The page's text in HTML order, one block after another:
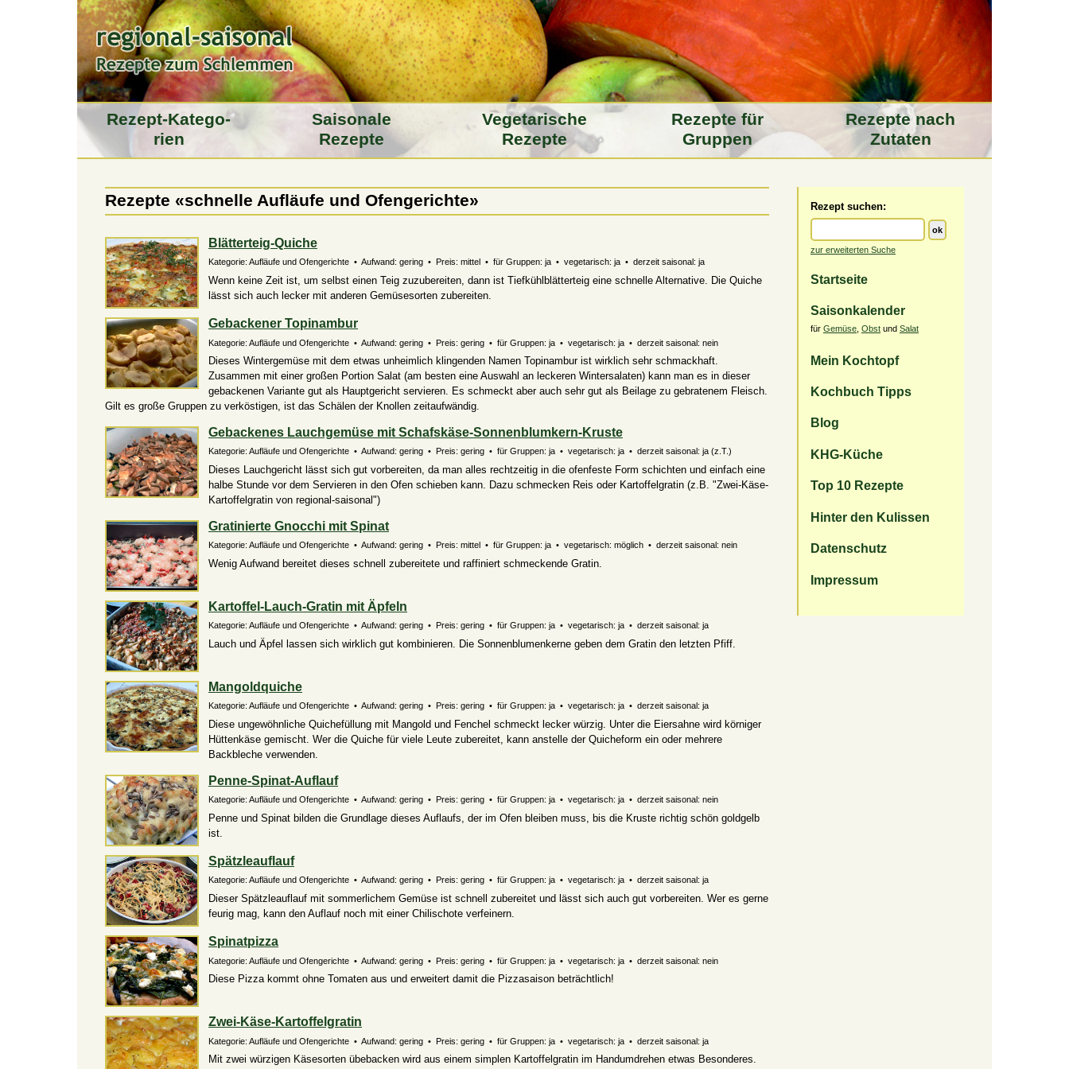
Rezept-Katego­
rien
Saiso­nale
Rezepte
Vegeta­rische
Rezepte
Rezepte für
Gruppen
Rezepte nach
Zutaten
Rezept suchen:
zur erweiterten Suche
Startseite
Saisonkalender
für Gemüse Obst und Salat
Mein Kochtopf
Kochbuch Tipps
Blog
KHG-Küche
Top 10 Rezepte
Hinter den Kulissen
Datenschutz
Impressum
Rezepte «schnelle Aufläufe und Ofengerichte»
Blätterteig-Quiche
Kategorie: Aufläufe und Ofengerichte • Aufwand: gering • Preis: mittel • für Gruppen: ja • vegetarisch: ja • derzeit saisonal: ja
Wenn keine Zeit ist, um selbst einen Teig zuzubereiten, dann ist Tiefkühlblätterteig eine schnelle Alternative. Die Quiche
lässt sich auch lecker mit anderen Gemüsesorten zubereiten.
Gebackener Topinambur
Kategorie: Aufläufe und Ofengerichte • Aufwand: gering • Preis: gering • für Gruppen: ja • vegetarisch: ja • derzeit saisonal: nein
Dieses Wintergemüse mit dem etwas unheimlich klingenden Namen Topinambur ist wirklich sehr schmackhaft.
Zusammen mit einer großen Portion Salat (am besten eine Auswahl an leckeren Wintersalaten) kann man es in dieser
gebackenen Variante gut als Hauptgericht servieren. Es schmeckt aber auch sehr gut als Beilage zu gebratenem Fleisch.
Gilt es große Gruppen zu verköstigen, ist das Schälen der Knollen zeitaufwändig.
Gebackenes Lauchgemüse mit Schafskäse-Sonnenblumkern-Kruste
Kategorie: Aufläufe und Ofengerichte • Aufwand: gering • Preis: gering • für Gruppen: ja • vegetarisch: ja • derzeit saisonal: ja (z.T.)
Dieses Lauchgericht lässt sich gut vorbereiten, da man alles rechtzeitig in die ofenfeste Form schichten und einfach eine
halbe Stunde vor dem Servieren in den Ofen schieben kann. Dazu schmecken Reis oder Kartoffelgratin (z.B. "Zwei-Käse-
Kartoffelgratin von regional-saisonal")
Gratinierte Gnocchi mit Spinat
Kategorie: Aufläufe und Ofengerichte • Aufwand: gering • Preis: mittel • für Gruppen: ja • vegetarisch: möglich • derzeit saisonal: nein
Wenig Aufwand bereitet dieses schnell zubereitete und raffiniert schmeckende Gratin.
Kartoffel-Lauch-Gratin mit Äpfeln
Kategorie: Aufläufe und Ofengerichte • Aufwand: gering • Preis: gering • für Gruppen: ja • vegetarisch: ja • derzeit saisonal: ja
Lauch und Äpfel lassen sich wirklich gut kombinieren. Die Sonnenblumenkerne geben dem Gratin den letzten Pfiff.
Mangoldquiche
Kategorie: Aufläufe und Ofengerichte • Aufwand: gering • Preis: gering • für Gruppen: ja • vegetarisch: ja • derzeit saisonal: ja
Diese ungewöhnliche Quichefüllung mit Mangold und Fenchel schmeckt lecker würzig. Unter die Eiersahne wird körniger
Hüttenkäse gemischt. Wer die Quiche für viele Leute zubereitet, kann anstelle der Quicheform ein oder mehrere
Backbleche verwenden.
Penne-Spinat-Auflauf
Kategorie: Aufläufe und Ofengerichte • Aufwand: gering • Preis: gering • für Gruppen: ja • vegetarisch: ja • derzeit saisonal: nein
Penne und Spinat bilden die Grundlage dieses Auflaufs, der im Ofen bleiben muss, bis die Kruste richtig schön goldgelb
ist.
Spätzleauflauf
Kategorie: Aufläufe und Ofengerichte • Aufwand: gering • Preis: gering • für Gruppen: ja • vegetarisch: ja • derzeit saisonal: ja
Dieser Spätzleauflauf mit sommerlichem Gemüse ist schnell zubereitet und lässt sich auch gut vorbereiten. Wer es gerne
feurig mag, kann den Auflauf noch mit einer Chilischote verfeinern.
Spinatpizza
Kategorie: Aufläufe und Ofengerichte • Aufwand: gering • Preis: gering • für Gruppen: ja • vegetarisch: ja • derzeit saisonal: nein
Diese Pizza kommt ohne Tomaten aus und erweitert damit die Pizzasaison beträchtlich!
Zwei-Käse-Kartoffelgratin
Kategorie: Aufläufe und Ofengerichte • Aufwand: gering • Preis: gering • für Gruppen: ja • vegetarisch: ja • derzeit saisonal: ja
Mit zwei würzigen Käsesorten übebacken wird aus einem simplen Kartoffelgratin im Handumdrehen etwas Besonderes.